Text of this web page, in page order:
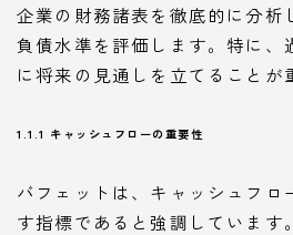
企業の財務諸表を徹底的に分析
負債水準を評価します。特に、
に将来の見通しを立てることが
1.1.1 キャッシュフローの重要性
バフェットは、キャッシュフロ
す指標であると強調しています